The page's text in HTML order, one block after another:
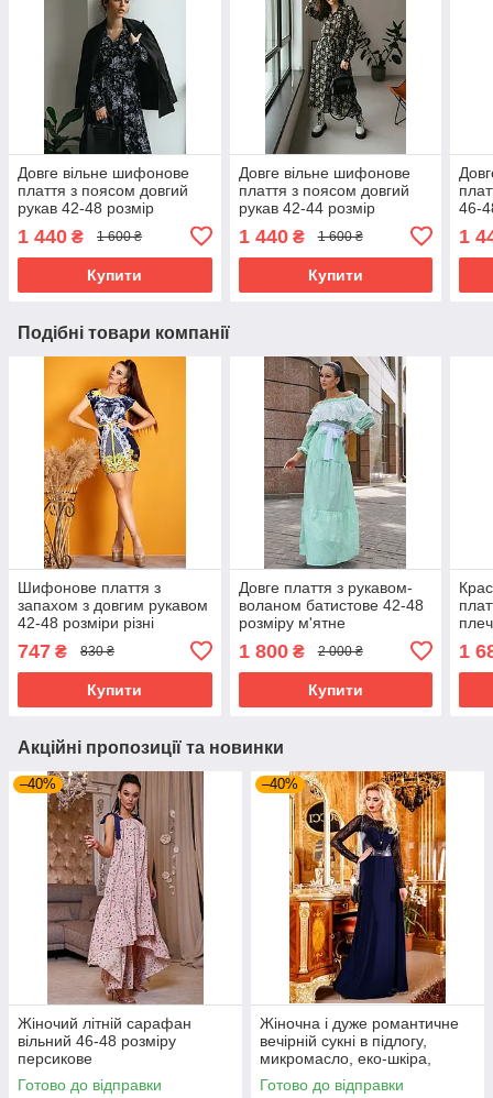
Довге вільне шифонове
плаття з поясом довгий
рукав 42-48 розмір
1 440 ₴ 1 600 ₴
Купити
Довге вільне шифонове
плаття з поясом довгий
рукав 42-44 розмір
1 440₴ 1 600 ₴
Купити
46-
1
Подібні товари компанії
Шифонове плаття з
запахом з довгим рукавом
42-48 розміри різні
747 ₴ 830 ₴
Купити
Довге плаття з рукавом-
воланом батистове 42-48
розміру м'ятне
1 800₴ 2 000 ₴
Купити
1
Акційні пропозиції та новинки
–40%
Жіночий літній сарафан
вільний 46-48 розміру
персикове
Готово до відправки
–40%
Жіночна і дуже романтичне
вечірній сукні в підлогу,
микромасло, еко-шкіра,
перфорована шкіра, розмір
44-48
Готово до відправки